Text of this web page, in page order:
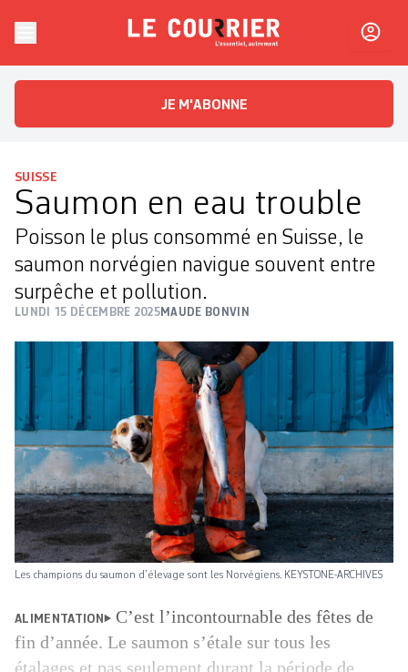
Le CourrierL'essentiel, autrement
JE M'ABONNE
SUISSE
Saumon en eau trouble
Poisson le plus consommé en Suisse, le
saumon norvégien navigue souvent entre
surpêche et pollution.
LUNDI 15 DÉCEMBRE 2025MAUDE BONVIN
Les champions du saumon d’élevage sont les Norvégiens. KEYSTONE-ARCHIVES
ALIMENTATION
C’est l’incontournable des fêtes de
fin d’année. Le saumon s’étale sur tous les
étalages et pas seulement durant la période de